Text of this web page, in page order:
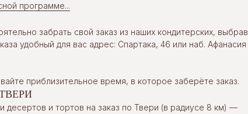
программе...
забрать свой заказ из наших кондитерских, выбрав
удобный для вас адрес: Спартака, 46 или наб. Афанасия
приблизительное время, в которое заберёте заказ.
десертов и тортов на заказ по Твери (в радиусе 8 км) —